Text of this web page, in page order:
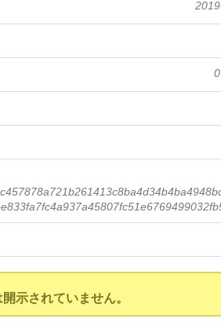
示されていません。